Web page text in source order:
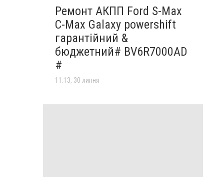
Ремонт АКПП Ford S-Max
C-Max Galaxy powershift
гарантійний &
бюджетний# BV6R7000AD
#
11:13, 30 липня